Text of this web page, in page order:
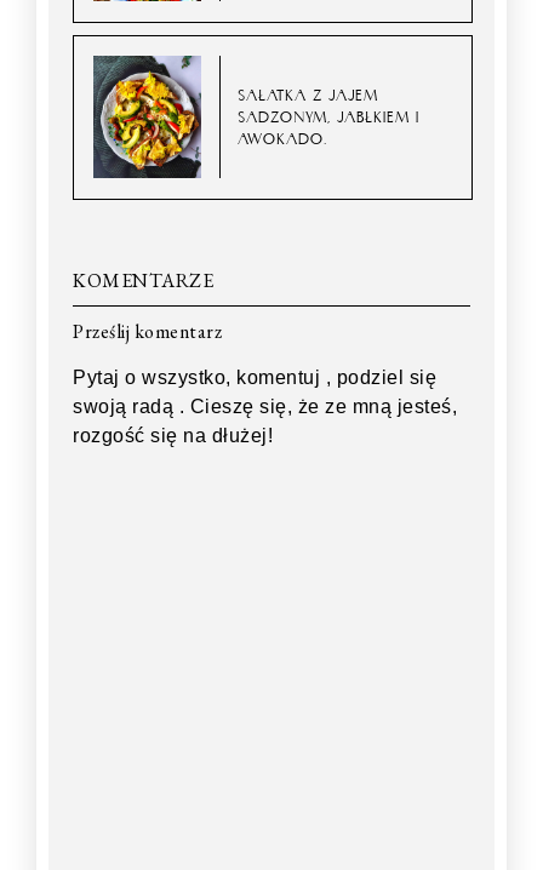
SAŁATKA Z JAJEM
SADZONYM, JABŁKIEM I
AWOKADO.
KOMENTARZE
Prześlij komentarz
Pytaj o wszystko, komentuj , podziel się
swoją radą . Cieszę się, że ze mną jesteś,
rozgość się na dłużej!